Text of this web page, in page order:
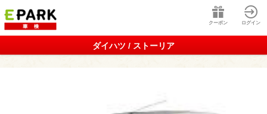
クーポン ログイン
ダイハツ / ストーリア